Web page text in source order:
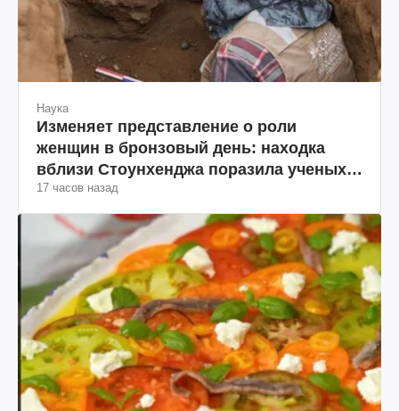
Наука
Изменяет представление о роли
женщин в бронзовый день: находка
вблизи Стоунхенджа поразила ученых
(фото)
17 часов назад